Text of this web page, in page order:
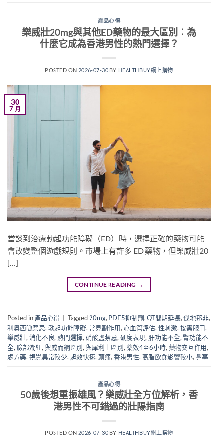
產品心得
樂威壯20mg與其他ED藥物的最大區別：為
什麼它成為香港男性的熱門選擇？
POSTED ON 2026-07-30 BY HEALTHBUY網上購物
30
7 月
當談到治療勃起功能障礙（ED）時，選擇正確的藥物可能
會改變整個遊戲規則。市場上有許多 ED 藥物，但樂威壯20
[…]
CONTINUE READING →
Posted in 產品心得 Tagged 20mg, PDE5抑制劑, QT間期延長, 伐地那非,
利奧西呱禁忌, 勃起功能障礙, 常見副作用, 心血管評估, 性刺激, 按需服用,
樂威壯, 消化不良, 熱門選擇, 硝酸鹽禁忌, 硬度表現, 肝功能不全, 腎功能不
全, 臉部潮紅, 與威而鋼區別, 與犀利士區別, 藥效4至6小時, 藥物交互作用,
處方藥, 視覺異常較少, 起效快速, 頭痛, 香港男性, 高脂飲食影響較小, 鼻塞
產品心得
50歲後想重振雄風？樂威壯全方位解析，香
港男性不可錯過的壯陽指南
POSTED ON 2026-07-30 BY HEALTHBUY網上購物